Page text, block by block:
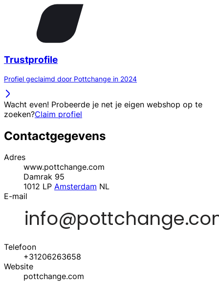
Trustprofile
Profiel geclaimd door Pottchange in 2024
Wacht even! Probeerde je net je eigen webshop op te
zoeken?Claim profiel
Contactgegevens
Adres
www.pottchange.com
Damrak 95
1012 LP Amsterdam NL
E-mail
Telefoon
+31206263658
Website
pottchange.com